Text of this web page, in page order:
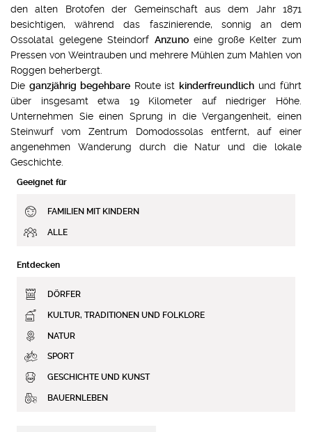
den alten Brotofen der Gemeinschaft aus dem Jahr 1871
besichtigen, während das faszinierende, sonnig an dem
Ossolatal gelegene Steindorf Anzunoeine große Kelter zum
Pressen von Weintrauben und mehrere Mühlen zum Mahlen von
Roggen beherbergt.
Die ganzjährig begehbareRoute ist kinderfreundlich und führt
über insgesamt etwa 19 Kilometer auf niedriger Höhe.
Unternehmen Sie einen Sprung in die Vergangenheit, einen
Steinwurf vom Zentrum Domodossolas entfernt, auf einer
angenehmen Wanderung durch die Natur und die lokale
Geschichte.
Geeignet für
FAMILIEN MIT KINDERN
ALLE
Entdecken
DÖRFER
KULTUR, TRADITIONEN UND FOLKLORE
NATUR
SPORT
GESCHICHTE UND KUNST
BAUERNLEBEN